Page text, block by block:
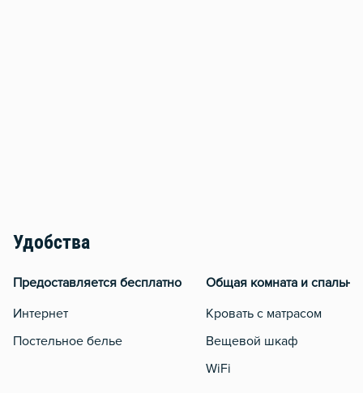
Удобства
Предоставляется бесплатно
Интернет
Постельное белье
Общая комната и спальня
Кровать с матрасом
Вещевой шкаф
WiFi